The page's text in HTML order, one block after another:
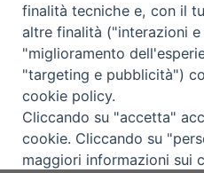
È disponibile il calendario
liturgico diocesano 2021-
2022
finalità tecniche e, con il
altre finalità ("interazioni
"miglioramento
"targeting e pubblicità")
cookie policy.
Cliccando su "accetta"
cookie. Cliccando su
maggiori informazioni sui